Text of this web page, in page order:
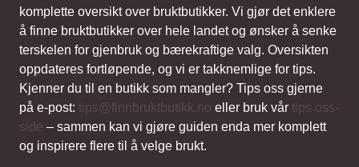
komplette oversikt over bruktbutikker. Vi gjør det enklere
å finne bruktbutikker over hele landet og ønsker å senke
terskelen for gjenbruk og bærekraftige valg. Oversikten
oppdateres fortløpende, og vi er takknemlige for tips.
Kjenner du til en butikk som mangler? Tips oss gjerne
på e-post: tips@finnbruktbutikk.no eller bruk vår tips oss-
side – sammen kan vi gjøre guiden enda mer komplett
og inspirere flere til å velge brukt.